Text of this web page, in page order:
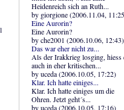
Heidenreich sich an Ruth...
by giorgione (2006.11.04,
Eine Aurorin?
Eine Aurorin?
by che2001 (2006.10.06, 12:43)
Das war eher nicht zu...
Als der Irakkrieg losging, hiess
auch in eher kritischen...
by uceda (2006.10.05, 17:22)
Klar. Ich hatte einiges...
Klar. Ich hatte einiges um die
Ohren. Jetzt geht´s...
by uceda (2006.10.05, 17:16)